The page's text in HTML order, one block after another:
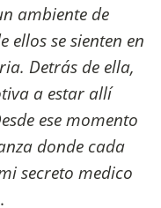
ambiente de
ellos se sienten en
Detrás de ella,
a estar allí
ese momento
donde cada
secreto medico